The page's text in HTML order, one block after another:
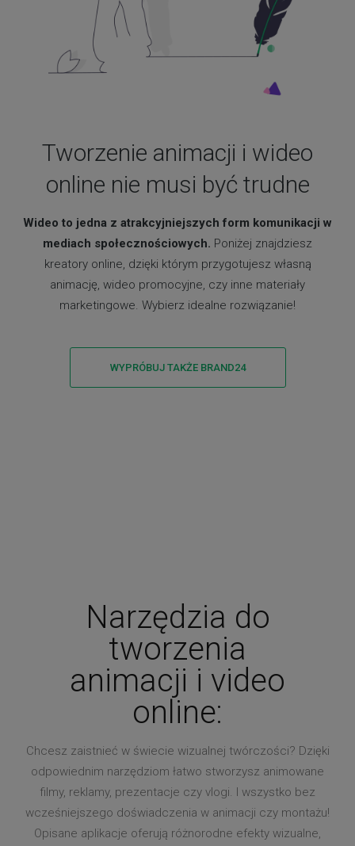
Tworzenie animacji i wideo
online nie musi być trudne
Wideo to jedna z atrakcyjniejszych form komunikacji w
mediach społecznościowych. Poniżej znajdziesz
kreatory online, dzięki którym przygotujesz własną
animację, wideo promocyjne, czy inne materiały
marketingowe. Wybierz idealne rozwiązanie!
WYPRÓBUJ TAKŻE BRAND24
Narzędzia do
tworzenia
animacji i video
online:
Chcesz zaistnieć w świecie wizualnej twórczości? Dzięki
odpowiednim narzędziom łatwo stworzysz animowane
filmy, reklamy, prezentacje czy vlogi. I wszystko bez
wcześniejszego doświadczenia w animacji czy montażu!
Opisane aplikacje oferują różnorodne efekty wizualne,